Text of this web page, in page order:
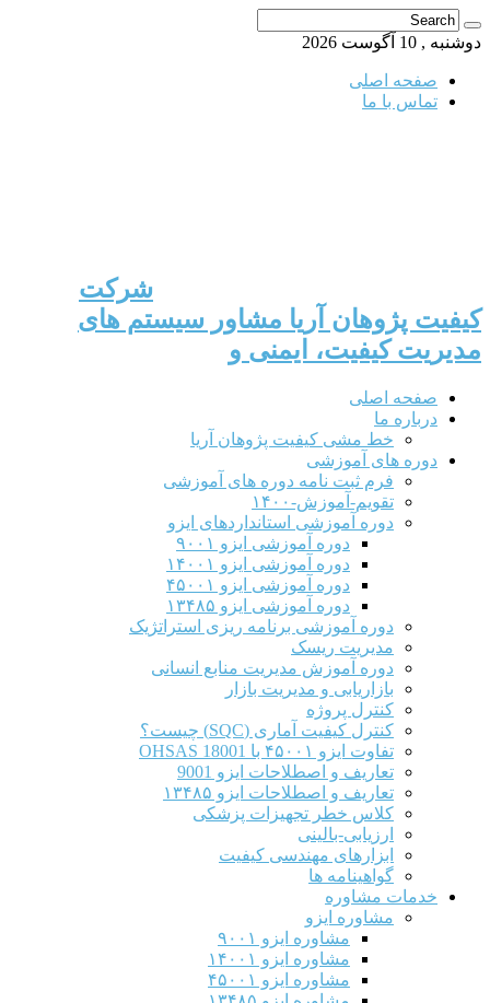
دوشنبه , 10 آگوست 2026
صفحه اصلی
تماس با ما
شرکت
کیفیت پژوهان آریا مشاور سیستم های
مدیریت کیفیت، ایمنی و
صفحه اصلی
درباره ما
خط مشی کیفیت پژوهان آریا
دوره های آموزشی
فرم ثبت نامه دوره های آموزشی
تقویم-آموزش-۱۴۰۰
دوره آموزشی استانداردهای ایزو
دوره آموزشی ایزو ۹۰۰۱
دوره آموزشی ایزو ۱۴۰۰۱
دوره آموزشی ایزو ۴۵۰۰۱
دوره آموزشی ایزو ۱۳۴۸۵
دوره آموزشی برنامه ریزی استراتژیک
مدیریت ریسک
دوره آموزش مدیریت منابع انسانی
بازاریابی و مدیریت بازار
کنترل پروژه
کنترل کیفیت آماری (SQC) چیست؟
تفاوت ایزو ۴۵۰۰۱ با OHSAS 18001
تعاریف و اصطلاحات ایزو 9001
تعاریف و اصطلاحات ایزو ۱۳۴۸۵
کلاس خطر تجهیزات پزشکی
ارزیابی-بالینی
ابزارهای مهندسی کیفیت
گواهینامه ها
خدمات مشاوره
مشاوره ایزو
مشاوره ایزو ۹۰۰۱
مشاوره ایزو ۱۴۰۰۱
مشاوره ایزو ۴۵۰۰۱